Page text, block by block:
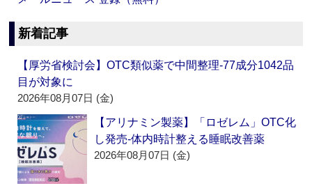
新着記事
【厚労省検討会】OTC類似薬で中間整理‐77成分1042品
目が対象に
2026年08月07日 (金)
【アリナミン製薬】「ロゼレム」OTC化
し発売‐体内時計整える睡眠改善薬
2026年08月07日 (金)